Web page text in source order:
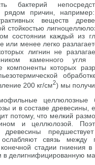
бактерий
рядом причин,
веществ
стойкостью
состоянии каждый из
или менее легко
лигнин не
каменного
компоненты которых
200 кг/см2) мы
целлюлозные
и в составе древесины,
потому, что мелкий
и целлюлозой.
древесины
ослабляют связь
стадии гниения
в делигнифицированную